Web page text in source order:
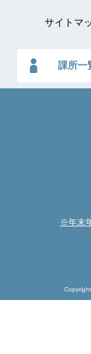
サイトマ
課所一
※年末